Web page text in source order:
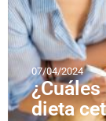
07/04/2024
dieta